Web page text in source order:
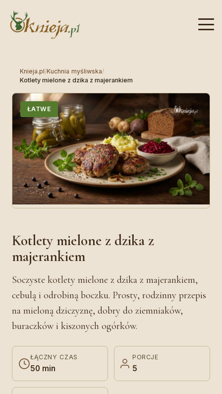
Knieja.pl/Kuchnia myśliwska/
Kotlety mielone z dzika z majerankiem
ŁATWE
Kotlety mielone z dzika z
majerankiem
Soczyste kotlety mielone z dzika z majerankiem,
cebulą i odrobiną boczku. Prosty, rodzinny przepis
na mieloną dziczyznę, dobry do ziemniaków,
buraczków i kiszonych ogórków.
ŁĄCZNY CZAS
50 min
PORCJE
5